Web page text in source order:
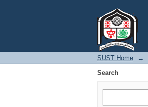
SUST Home →
Search